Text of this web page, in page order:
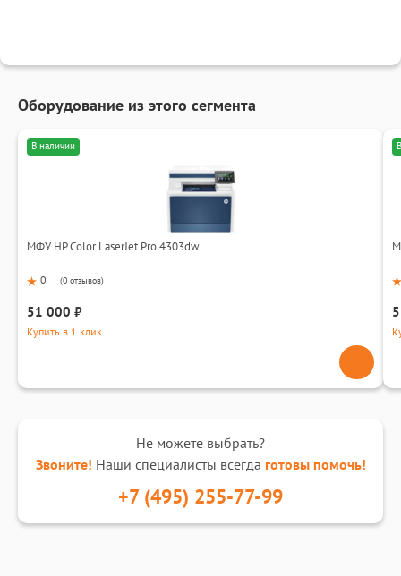
Оборудование из этого сегмента
В наличии
МФУ HP Color LaserJet Pro 4303dw
0 (0 отзывов)
51 000 ₽
Купить в 1 клик
Не можете выбрать?
Звоните! Наши специалисты всегда готовы помочь!
+7 (495) 255-77-99